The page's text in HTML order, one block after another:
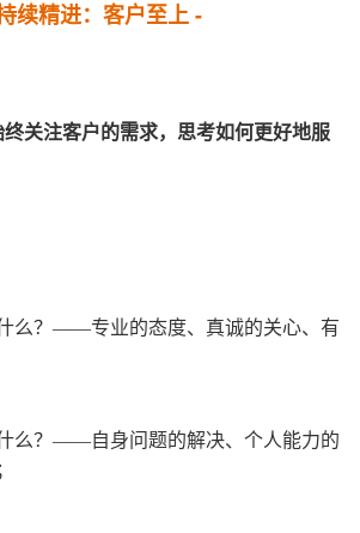
续精进：客户至上 -
终关注客户的需求，思考如何更好地服
么？——专业的态度、真诚的关心、有
么？——自身问题的解决、个人能力的